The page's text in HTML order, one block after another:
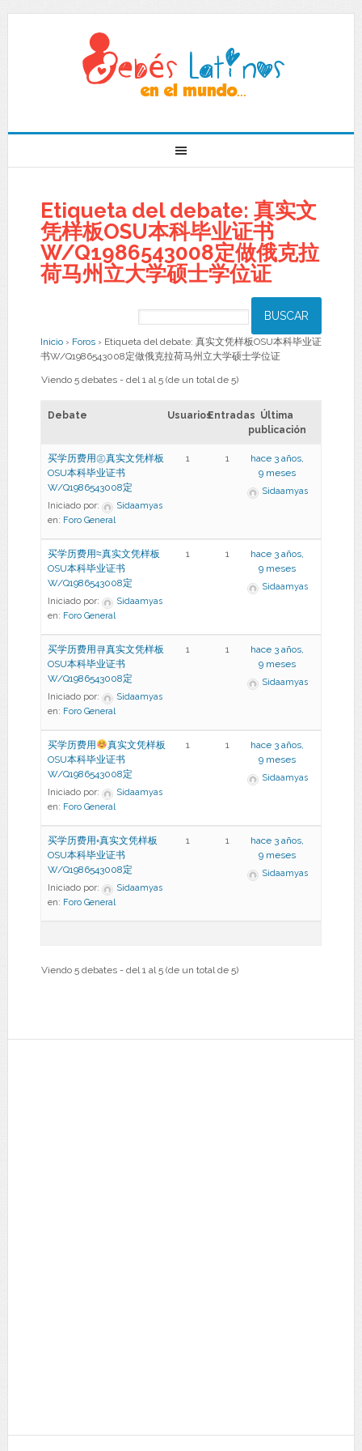
Etiqueta del debate: 真实文
凭样板OSU本科毕业证书
W/Q1986543008定做俄克拉
荷马州立大学硕士学位证
Inicio › Foros › Etiqueta del debate: 真实文凭样板OSU本科毕业证
书W/Q1986543008定做俄克拉荷马州立大学硕士学位证
Viendo 5 debates - del 1 al 5 (de un total de 5)
Debate UsuariosEntradas Última
publicación
买学历费用㊣真实文凭样板
OSU本科毕业证书
W/Q1986543008定
Iniciado por:
Sidaamyas
en: Foro General
1 1
hace 3 años,
9 meses
Sidaamyas
买学历费用≈真实文凭样板
OSU本科毕业证书
W/Q1986543008定
Iniciado por:
Sidaamyas
en: Foro General
1 1
hace 3 años,
9 meses
Sidaamyas
买学历费用큐真实文凭样板
OSU本科毕业证书
W/Q1986543008定
Iniciado por:
Sidaamyas
en: Foro General
1 1
hace 3 años,
9 meses
Sidaamyas
买学历费用
真实文凭样板
OSU本科毕业证书
W/Q1986543008定
Iniciado por:
Sidaamyas
en: Foro General
1 1
hace 3 años,
9 meses
Sidaamyas
买学历费用◦真实文凭样板
OSU本科毕业证书
W/Q1986543008定
Iniciado por:
Sidaamyas
en: Foro General
1 1
hace 3 años,
9 meses
Sidaamyas
Viendo 5 debates - del 1 al 5 (de un total de 5)